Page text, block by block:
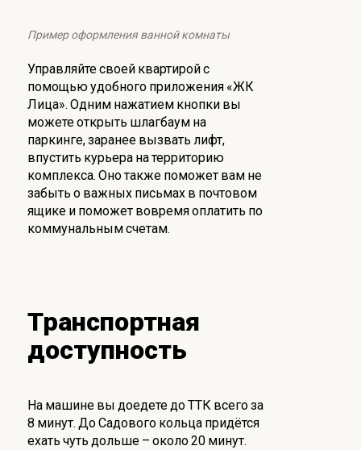
Пример оформления ванной комнаты
Управляйте своей квартирой с
помощью удобного приложения «ЖК
Лица». Одним нажатием кнопки вы
можете открыть шлагбаум на
паркинге, заранее вызвать лифт,
впустить курьера на территорию
комплекса. Оно также поможет вам не
забыть о важных письмах в почтовом
ящике и поможет вовремя оплатить по
коммунальным счетам.
Транспортная
доступность
На машине вы доедете до ТТК всего за
8 минут. До Садового кольца придётся
ехать чуть дольше – около 20 минут.